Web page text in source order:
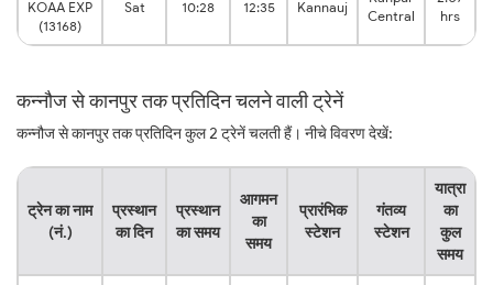
KOAA EXP
(13168)
Sat 10:28 12:35 Kannauj
Central
hrs
कन्नौज से कानपुर तक प्रतिदिन चलने वाली ट्रेनें
कन्नौज से कानपुर तक प्रतिदिन कुल 2 ट्रेनें चलती हैं। नीचे विवरण देखें:
ट्रेन का नाम
(नं.)
प्रस्थान
का दिन
प्रस्थान
का समय
आगमन
का
समय
प्रारंभिक
स्टेशन
गंतव्य
स्टेशन
यात्रा
का
कुल
समय